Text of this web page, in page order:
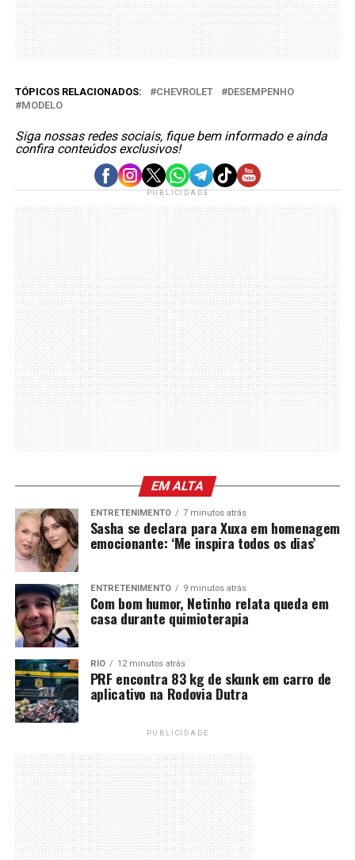
TÓPICOS RELACIONADOS: CHEVROLET
DESEMPENHO
MODELO
Siga nossas redes sociais, fique bem informado e ainda
confira conteúdos exclusivos!
PUBLICIDADE
EM ALTA
ENTRETENIMENTO 7 minutos atrás
Sasha se declara para Xuxa em homenagem
emocionante: ‘Me inspira todos os dias’
ENTRETENIMENTO 9 minutos atrás
Com bom humor, Netinho relata queda em
casa durante quimioterapia
RIO 12 minutos atrás
PRF encontra 83 kg de skunk em carro de
aplicativo na Rodovia Dutra
PUBLICIDADE